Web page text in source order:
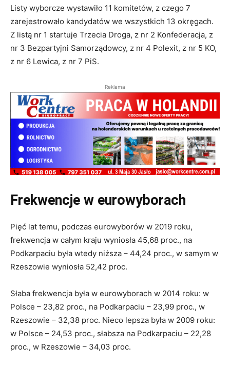
Listy wyborcze wystawiło 11 komitetów, z czego 7
zarejestrowało kandydatów we wszystkich 13 okręgach.
Z listą nr 1 startuje Trzecia Droga, z nr 2 Konfederacja, z
nr 3 Bezpartyjni Samorządowcy, z nr 4 Polexit, z nr 5 KO,
z nr 6 Lewica, z nr 7 PiS.
Reklama
Frekwencje w eurowyborach
Pięć lat temu, podczas eurowyborów w 2019 roku,
frekwencja w całym kraju wyniosła 45,68 proc., na
Podkarpaciu była wtedy niższa – 44,24 proc., w samym w
Rzeszowie wyniosła 52,42 proc.
Słaba frekwencja była w eurowyborach w 2014 roku: w
Polsce – 23,82 proc., na Podkarpaciu – 23,99 proc., w
Rzeszowie – 32,38 proc. Nieco lepsza była w 2009 roku:
w Polsce – 24,53 proc., słabsza na Podkarpaciu – 22,28
proc., w Rzeszowie – 34,03 proc.